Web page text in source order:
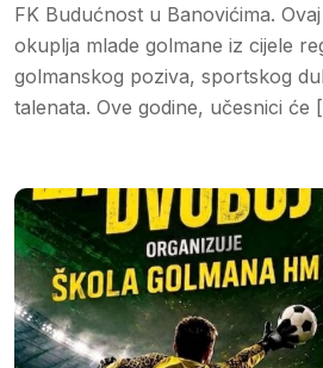
FK Budućnost u Banovićima.
okuplja mlade golmane iz cijele
golmanskog poziva, sportskog
talenata. Ove godine, učesnici će